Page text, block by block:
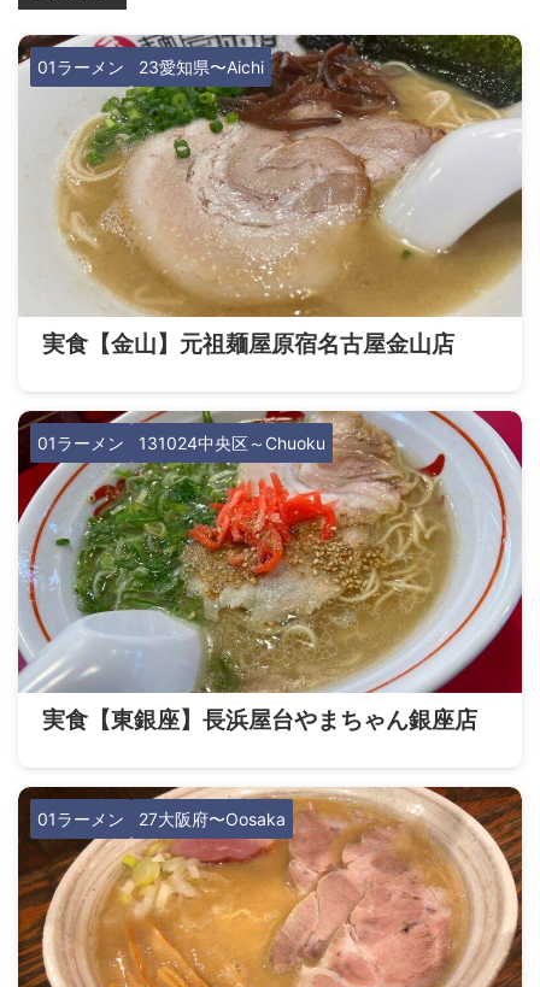
01ラーメン 23愛知県〜Aichi
実食【金山】元祖麺屋原宿名古屋金山店
01ラーメン 131024中央区～Chuoku
実食【東銀座】長浜屋台やまちゃん銀座店
01ラーメン 27大阪府〜Oosaka